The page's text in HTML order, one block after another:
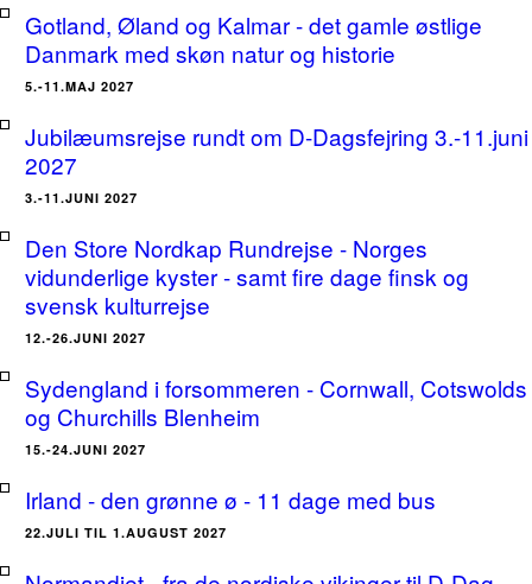
Gotland, Øland og Kalmar - det gamle østlige
Danmark med skøn natur og historie
5.-11.MAJ 2027
Jubilæumsrejse rundt om D-Dagsfejring 3.-11.juni
2027
3.-11.JUNI 2027
Den Store Nordkap Rundrejse - Norges
vidunderlige kyster - samt fire dage finsk og
svensk kulturrejse
12.-26.JUNI 2027
Sydengland i forsommeren - Cornwall, Cotswolds
og Churchills Blenheim
15.-24.JUNI 2027
Irland - den grønne ø - 11 dage med bus
22.JULI TIL 1.AUGUST 2027